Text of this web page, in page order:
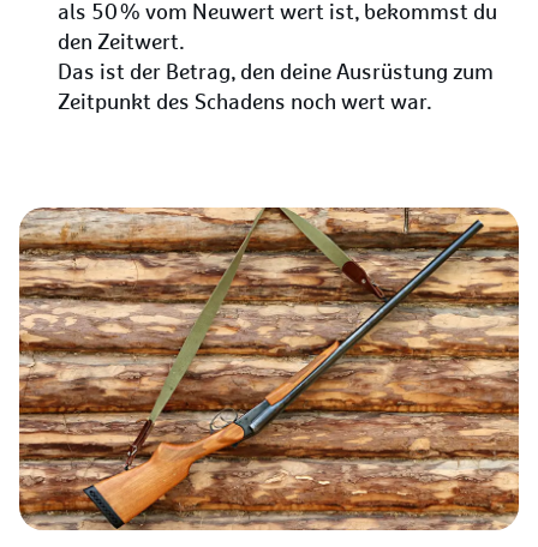
als 50 % vom Neuwert wert ist, bekommst du
den Zeitwert.
Das ist der Betrag, den deine Ausrüstung zum
Zeitpunkt des Schadens noch wert war.